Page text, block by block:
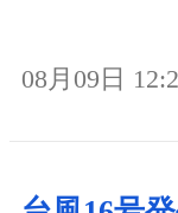
08月09日